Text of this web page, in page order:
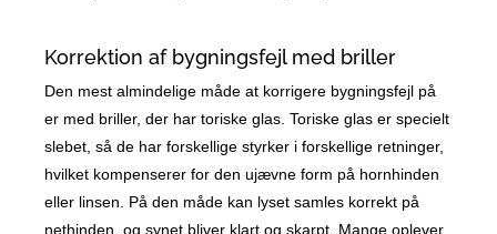
Korrektion af bygningsfejl med briller
Den mest almindelige måde at korrigere bygningsfejl på
er med briller, der har toriske glas. Toriske glas er specielt
slebet, så de har forskellige styrker i forskellige retninger,
hvilket kompenserer for den ujævne form på hornhinden
eller linsen. På den måde kan lyset samles korrekt på
nethinden, og synet bliver klart og skarpt. Mange oplever